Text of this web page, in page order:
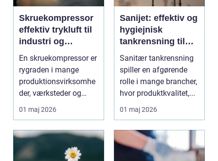
Skruekompressor
effektiv trykluft til
industri og
værksted
En skruekompressor er
rygraden i mange
produktionsvirksomhe
der, værksteder og
autohuse. Den leverer
01 maj 2026
Sanijet: effektiv og
hygiejnisk
tankrensning til
krævende
industrier
Sanitær tankrensning
spiller en afgørende
rolle i mange brancher,
hvor produktkvalitet,...
01 maj 2026